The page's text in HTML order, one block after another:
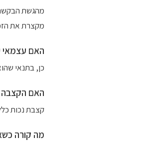
מהגשת
מקצרת את
האם עצמאי
כן, בתנאי
האם
קצבת נכות
מה קורה